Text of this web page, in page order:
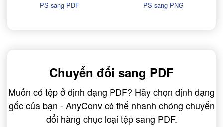
PS sang PDF PS sang PNG
Chuyển đổi sang PDF
Muốn có tệp ở định dạng PDF? Hãy chọn định dạng
gốc của bạn - AnyConv có thể nhanh chóng chuyển
đổi hàng chục loại tệp sang PDF.